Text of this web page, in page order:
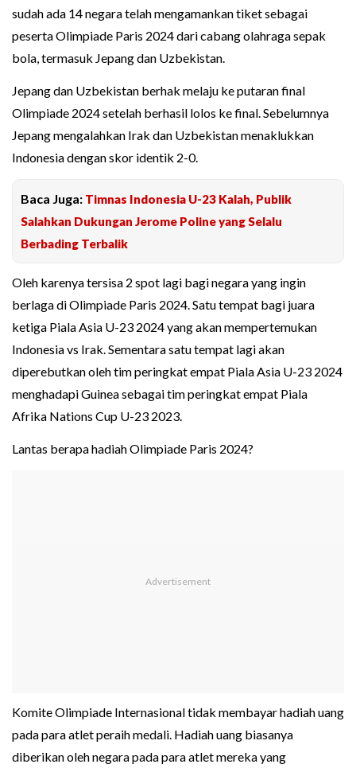
sudah ada 14 negara telah mengamankan tiket sebagai
peserta Olimpiade Paris 2024 dari cabang olahraga sepak
bola, termasuk Jepang dan Uzbekistan.
Jepang dan Uzbekistan berhak melaju ke putaran final
Olimpiade 2024 setelah berhasil lolos ke final. Sebelumnya
Jepang mengalahkan Irak dan Uzbekistan menaklukkan
Indonesia dengan skor identik 2-0.
Baca Juga: Timnas Indonesia U-23 Kalah, Publik
Salahkan Dukungan Jerome Poline yang Selalu
Berbading Terbalik
Oleh karenya tersisa 2 spot lagi bagi negara yang ingin
berlaga di Olimpiade Paris 2024. Satu tempat bagi juara
ketiga Piala Asia U-23 2024 yang akan mempertemukan
Indonesia vs Irak. Sementara satu tempat lagi akan
diperebutkan oleh tim peringkat empat Piala Asia U-23 2024
menghadapi Guinea sebagai tim peringkat empat Piala
Afrika Nations Cup U-23 2023.
Lantas berapa hadiah Olimpiade Paris 2024?
Komite Olimpiade Internasional tidak membayar hadiah uang
pada para atlet peraih medali. Hadiah uang biasanya
diberikan oleh negara pada para atlet mereka yang